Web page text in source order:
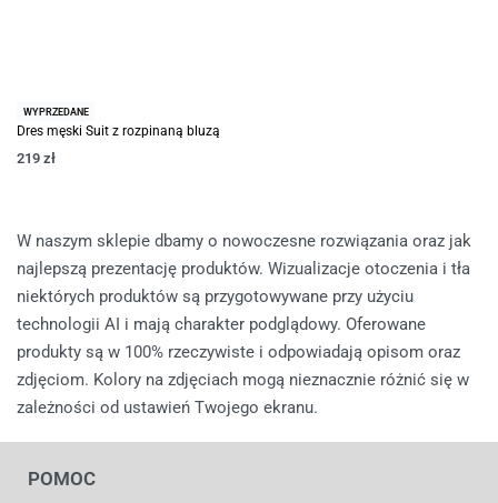
WYPRZEDANE
Dres męski Suit z rozpinaną bluzą
219 zł
W naszym sklepie dbamy o nowoczesne rozwiązania oraz jak
najlepszą prezentację produktów. Wizualizacje otoczenia i tła
niektórych produktów są przygotowywane przy użyciu
technologii AI i mają charakter podglądowy. Oferowane
produkty są w 100% rzeczywiste i odpowiadają opisom oraz
zdjęciom. Kolory na zdjęciach mogą nieznacznie różnić się w
zależności od ustawień Twojego ekranu.
POMOC